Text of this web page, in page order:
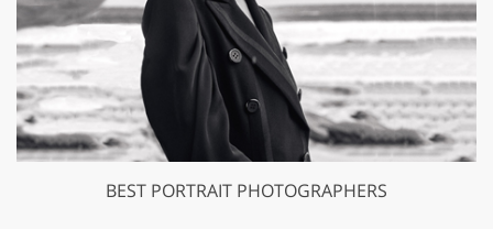
BEST PORTRAIT PHOTOGRAPHERS